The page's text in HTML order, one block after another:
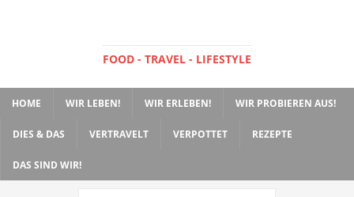
FOOD - TRAVEL - LIFESTYLE
HOME WIR LEBEN! WIR ERLEBEN! WIR PROBIEREN AUS!
DIES & DAS VERTRAVELT VERPOTTET REZEPTE
DAS SIND WIR!